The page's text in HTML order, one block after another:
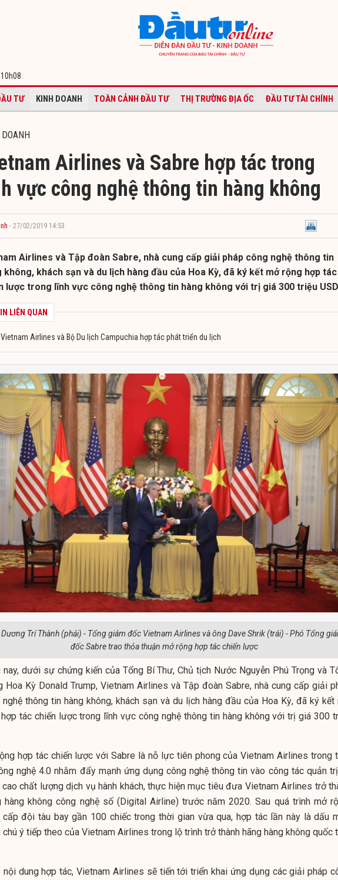
10h08
TƯ KINH DOANH TOÀN CẢNH ĐẦU TƯ THỊ TRƯỜNG ĐỊA ỐC ĐẦU TƯ TÀI CHÍNH
Airlines và Sabre hợp tác trong
vực công nghệ thông tin hàng không
- 27/02/2019 14:53
Airlines và Tập đoàn Sabre, nhà cung cấp giải pháp công nghệ thông tin
không, khách sạn và du lịch hàng đầu của Hoa Kỳ, đã ký kết mở rộng hợp tác
lược trong lĩnh vực công nghệ thông tin hàng không với trị giá 300 triệu
LIÊN QUAN
Vietnam Airlines và Bộ Du lịch Campuchia hợp tác phát triển du lịch
Dương Trí Thành (phải) - Tổng giám đốc Vietnam Airlines và ông Dave Shrik (trái) - Phó Tổng
đốc Sabre trao thỏa thuận mở rộng hợp tác chiến lược
nay, dưới sự chứng kiến của Tổng Bí Thư, Chủ tịch Nước Nguyễn Phú Trọng và
Hoa Kỳ Donald Trump, Vietnam Airlines và Tập đoàn Sabre, nhà cung cấp giải
nghệ thông tin hàng không, khách sạn và du lịch hàng đầu của Hoa Kỳ, đã ký kết
tác chiến lược trong lĩnh vực công nghệ thông tin hàng không với trị giá 300
hợp tác chiến lược với Sabre là nỗ lực tiên phong của Vietnam Airlines trong
nghệ 4.0 nhằm đẩy mạnh ứng dụng công nghệ thông tin vào công tác quản
cao chất lượng dịch vụ hành khách, thực hiện mục tiêu đưa Vietnam Airlines trở
hàng không công nghệ số (Digital Airline) trước năm 2020. Sau quá trình mở
cấp đội tàu bay gần 100 chiếc trong thời gian vừa qua, hợp tác lần này là dấu
chú ý tiếp theo của Vietnam Airlines trong lộ trình trở thành hãng hàng không quốc
nội dung hợp tác, Vietnam Airlines sẽ tiến tới triển khai ứng dụng các giải pháp